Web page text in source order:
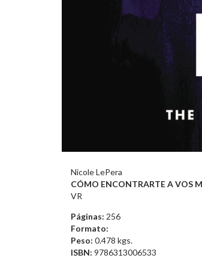
Nicole LePera
CÓMO ENCONTRARTE A VOS
VR
Páginas: 256
Formato:
Peso: 0.478 kgs.
ISBN: 9786313006533